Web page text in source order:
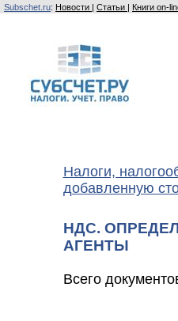
Subschet.ru: Новости | Статьи | Книги on-
Налоги,
добавленную
НДС.
АГЕНТЫ
Всего